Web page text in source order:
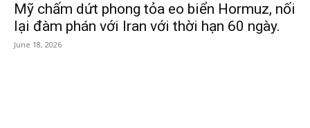
Mỹ chấm dứt phong tỏa eo biển Hormuz, nối
lại đàm phán với Iran với thời hạn 60 ngày.
June 18, 2026